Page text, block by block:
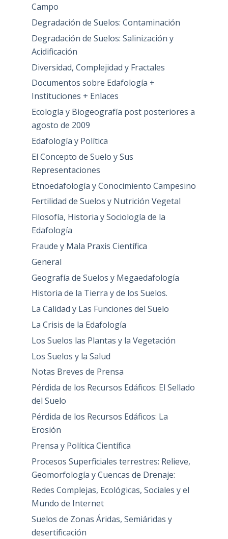
Campo
Degradación de Suelos: Contaminación
Degradación de Suelos: Salinización y
Acidificación
Diversidad, Complejidad y Fractales
Documentos sobre Edafología +
Instituciones + Enlaces
Ecología y Biogeografía post posteriores a
agosto de 2009
Edafología y Política
El Concepto de Suelo y Sus
Representaciones
Etnoedafología y Conocimiento Campesino
Fertilidad de Suelos y Nutrición Vegetal
Filosofía, Historia y Sociología de la
Edafología
Fraude y Mala Praxis Científica
General
Geografía de Suelos y Megaedafología
Historia de la Tierra y de los Suelos.
La Calidad y Las Funciones del Suelo
La Crisis de la Edafología
Los Suelos las Plantas y la Vegetación
Los Suelos y la Salud
Notas Breves de Prensa
Pérdida de los Recursos Edáficos: El Sellado
del Suelo
Pérdida de los Recursos Edáficos: La
Erosión
Prensa y Política Científica
Procesos Superficiales terrestres: Relieve,
Geomorfología y Cuencas de Drenaje:
Redes Complejas, Ecológicas, Sociales y el
Mundo de Internet
Suelos de Zonas Áridas, Semiáridas y
desertificación